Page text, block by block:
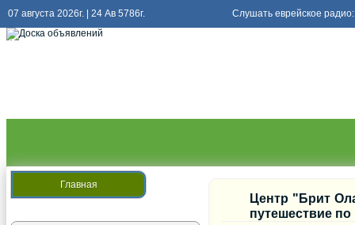
07 августа 2026г. | 24 Ав 5786г. Слушать еврейское радио:
Слушать
Центр "Брит
путешествие
Главная